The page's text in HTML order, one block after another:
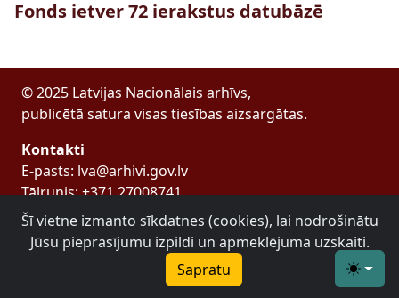
Fonds ietver 72 ierakstus datubāzē
© 2025 Latvijas Nacionālais arhīvs,
publicētā satura visas tiesības aizsargātas.
Kontakti
E-pasts: lva@arhivi.gov.lv
Tālrunis: +371 27008741
Bezdelīgu 1A, Rīga
Latvijas Valsts arhīvs
Šī vietne izmanto sīkdatnes (cookies), lai nodrošinātu
Jūsu pieprasījumu izpildi un apmeklējuma uzskaiti.
Sapratu